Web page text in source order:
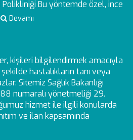
Bu yöntemde özel, ince
Devamı
kişileri bilgilendirmek amacıyla
hastalıkların tanı veya
Sitemiz Sağlık Bakanlığı
numaralı yönetmeliği 29.
hizmet ile ilgili konularda
ve ilan kapsamında